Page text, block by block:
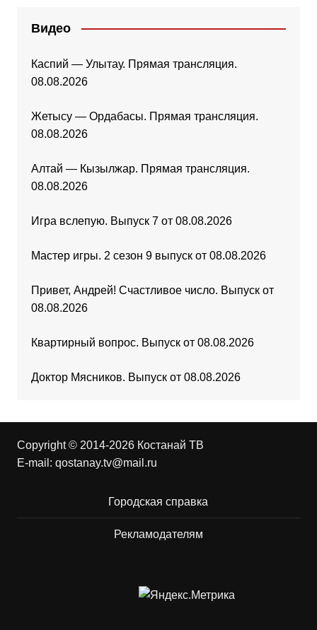
Видео
Каспий — Улытау. Прямая трансляция.
08.08.2026
Жетысу — Ордабасы. Прямая трансляция.
08.08.2026
Алтай — Кызылжар. Прямая трансляция.
08.08.2026
Игра вслепую. Выпуск 7 от 08.08.2026
Мастер игры. 2 сезон 9 выпуск от 08.08.2026
Привет, Андрей! Счастливое число. Выпуск от
08.08.2026
Квартирный вопрос. Выпуск от 08.08.2026
Доктор Мясников. Выпуск от 08.08.2026
Copyright © 2014-2026 Костанай ТВ
E-mail: qostanay.tv@mail.ru
Городская справка
Рекламодателям